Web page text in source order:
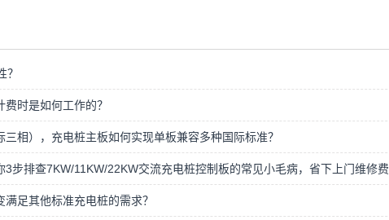
时是如何工作的？
相），充电桩主板如何实现单板兼容多种国际标准？
步排查7KW/11KW/22KW交流充电桩控制板的常见小毛病，省下上门维修费
足其他标准充电桩的需求？